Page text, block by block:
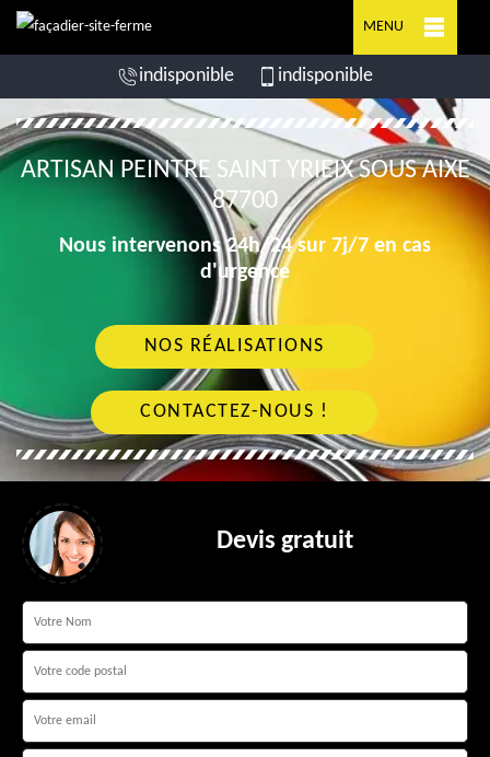
MENU
indisponible indisponible
ARTISAN PEINTRE SAINT YRIEIX SOUS AIXE
87700
Nous intervenons 24h/24 sur 7j/7 en cas
d'urgence
NOS RÉALISATIONS
CONTACTEZ-NOUS !
Devis gratuit